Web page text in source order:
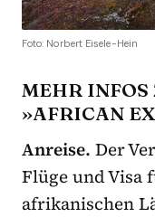
Foto: Norbert Eisele-Hein
MEHR
»AFRICAN
Anreise. Der
Flüge und Visa
afrikanischen